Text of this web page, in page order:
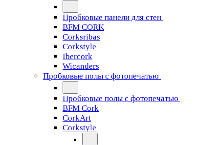
Пробковые панели для стен
BFM CORK
Corksribas
Corkstyle
Ibercork
Wicanders
Пробковые полы с фотопечатью
Пробковые полы с фотопечатью
BFM Cork
CorkArt
Corkstyle